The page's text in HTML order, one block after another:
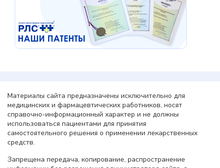
Материалы сайта предназначены исключительно для
медицинских и фармацевтических работников, носят
справочно-информационный характер и не должны
использоваться пациентами для принятия
самостоятельного решения о применении лекарственных
средств.
Запрещена передача, копирование, распространение